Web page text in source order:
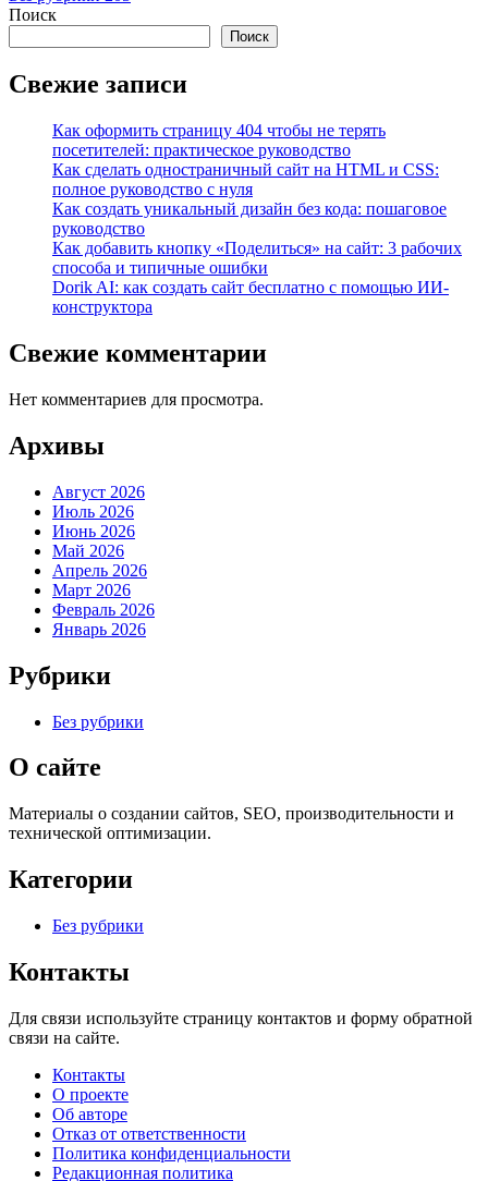
Поиск
Поиск
Свежие записи
Как оформить страницу 404 чтобы не терять
посетителей: практическое руководство
Как сделать одностраничный сайт на HTML и CSS:
полное руководство с нуля
Как создать уникальный дизайн без кода: пошаговое
руководство
Как добавить кнопку «Поделиться» на сайт: 3 рабочих
способа и типичные ошибки
Dorik AI: как создать сайт бесплатно с помощью ИИ-
конструктора
Свежие комментарии
Нет комментариев для просмотра.
Архивы
Август 2026
Июль 2026
Июнь 2026
Май 2026
Апрель 2026
Март 2026
Февраль 2026
Январь 2026
Рубрики
Без рубрики
О сайте
Материалы о создании сайтов, SEO, производительности и
технической оптимизации.
Категории
Без рубрики
Контакты
Для связи используйте страницу контактов и форму обратной
связи на сайте.
Контакты
О проекте
Об авторе
Отказ от ответственности
Политика конфиденциальности
Редакционная политика